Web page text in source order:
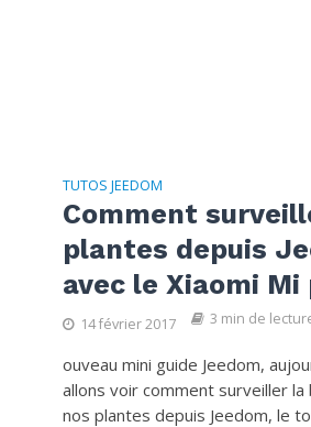
TUTOS JEEDOM
Comment
plantes depuis
avec le Xiaomi
14 février 2017 3 min de
ouveau mini guide Jeedom,
allons voir comment surveiller la
nos plantes depuis Jeedom, le